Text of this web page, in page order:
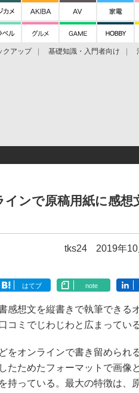
クアップ 基礎知識・入門者向け
ンで原稿用紙に感想
tks24 2019年
はてブ note
想文を縦書きで執筆できる
コミでじわじわと広まっている
オンラインで書き留められ
たためたフォーマットで画像
持っている。最大の特徴は、